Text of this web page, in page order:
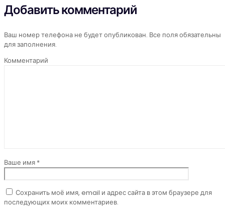
Добавить комментарий
Ваш номер телефона не будет опубликован. Все поля обязательны
для заполнения.
Комментарий
Ваше имя *
Сохранить моё имя, email и адрес сайта в этом браузере для
последующих моих комментариев.